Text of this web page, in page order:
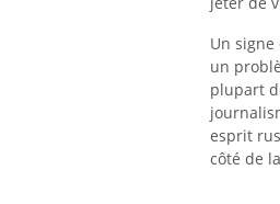
Un
un
plupart
esprit
côté de